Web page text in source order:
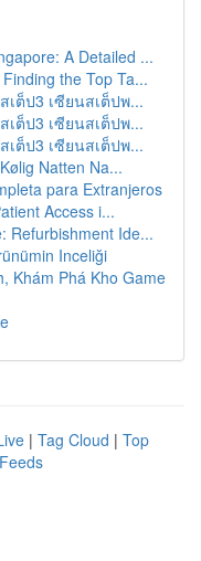
A Detailed ...
the Top Ta...
เต็ป3 เซียนสเต็ปพ...
เต็ป3 เซียนสเต็ปพ...
เต็ป3 เซียนสเต็ปพ...
Natten Na...
para Extranjeros
Access i...
Refurbishment Ide...
Inceliği
Khám Phá Kho Game
| Tag Cloud | Top